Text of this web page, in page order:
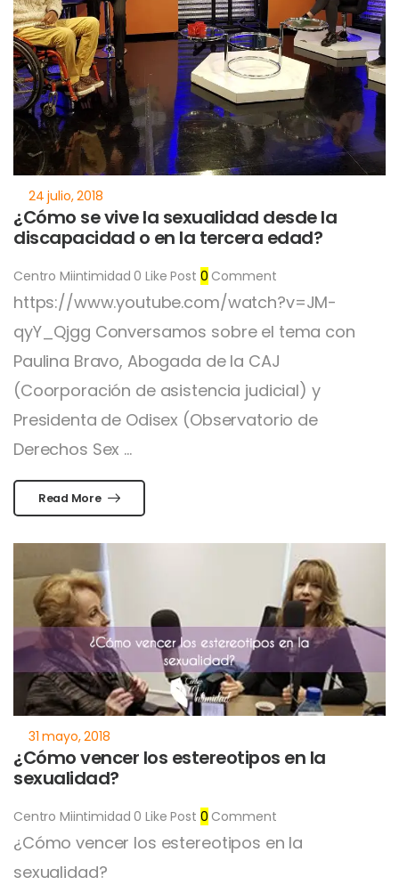
¿Cómo se vive la sexualidad desde la
discapacidad o en la tercera edad?
Centro Miintimidad 0 Like Post 0 Comment
https://www.youtube.com/watch?v=JM-
qyY_Qjgg Conversamos sobre el tema con
Paulina Bravo, Abogada de la CAJ
(Coorporación de asistencia judicial) y
Presidenta de Odisex (Observatorio de
Derechos Sex ...
Read More
¿Cómo vencer los estereotipos en la
sexualidad?
Centro Miintimidad 0 Like Post 0 Comment
¿Cómo vencer los estereotipos en la
sexualidad?